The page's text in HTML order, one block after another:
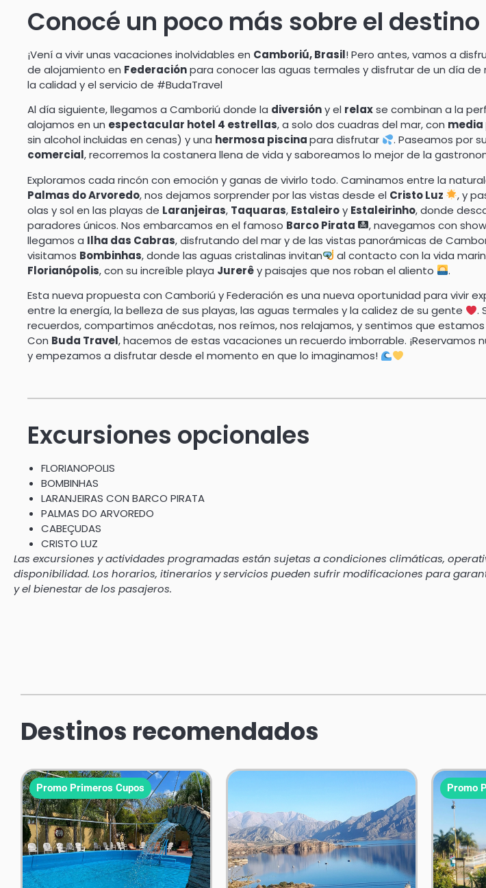
Conocé un poco más sobre el destino
¡Vení a vivir unas vacaciones inolvidables en Camboriú, Brasil! Pero antes, vamos a
de alojamiento en Federaciónpara conocer las aguas termales y disfrutar de un día de
la calidad y el servicio de #BudaTravel
Al día siguiente, llegamos a Camboriú donde la diversióny el relaxse combinan a la
alojamos en un espectacular hotel 4 estrellas, a solo dos cuadras del mar, con media
sin alcohol incluidas en cenas) y una hermosa piscinapara disfrutar . Paseamos por
comercial, recorremos la costanera llena de vida y saboreamos lo mejor de la
Exploramos cada rincón con emoción y ganas de vivirlo todo. Caminamos entre la
Palmas do Arvoredo, nos dejamos sorprender por las vistas desde el Cristo Luz
, y
olas y sol en las playas de Laranjeiras, Taquaras, Estaleiroy Estaleirinho, donde
paradores únicos. Nos embarcamos en el famoso Barco Pirata
, navegamos con
llegamos a Ilha das Cabras, disfrutando del mar y de las vistas panorámicas de
visitamos Bombinhas, donde las aguas cristalinas invitan
al contacto con la vida
Florianópolis, con su increíble playa Jurerêy paisajes que nos roban el aliento
.
Esta nueva propuesta con Camboriú y Federación es una nueva oportunidad para vivir
entre la energía, la belleza de sus playas, las aguas termales y la calidez de su gente
.
recuerdos, compartimos anécdotas, nos reímos, nos relajamos, y sentimos que estamos
Con Buda Travel, hacemos de estas vacaciones un recuerdo imborrable. ¡Reservamos
y empezamos a disfrutar desde el momento en que lo imaginamos!
Excursiones opcionales
FLORIANOPOLIS
BOMBINHAS
LARANJEIRAS CON BARCO PIRATA
PALMAS DO ARVOREDO
CABEÇUDAS
CRISTO LUZ
Las excursiones y actividades programadas están sujetas a condiciones climáticas,
disponibilidad. Los horarios, itinerarios y servicios pueden sufrir modificaciones para
y el bienestar de los pasajeros.
Destinos recomendados
Promo Primeros Cupos Promo